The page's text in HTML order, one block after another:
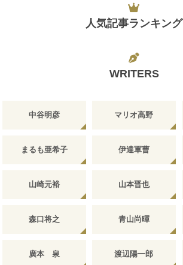
人気記事ランキング
WRITERS
中谷明彦 マリオ高野
まるも亜希子 伊達軍曹
山崎元裕 山本晋也
森口将之 青山尚暉
廣本 泉 渡辺陽一郎